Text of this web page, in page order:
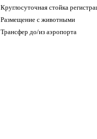
Круглосуточная стойка
Размещение с животными
Трансфер до/из аэропорта